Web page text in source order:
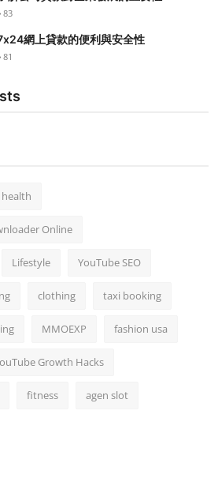
83
網上貸款的便利與安全性
81
health
Online
Lifestyle YouTube SEO
clothing taxi booking
MMOEXP fashion usa
Growth Hacks
fitness agen slot